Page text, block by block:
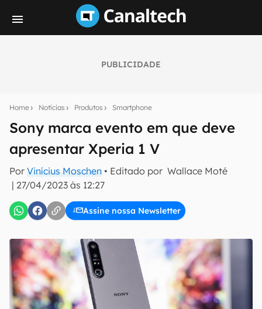
PUBLICIDADE
Home Notícias Produtos Smartphone
Sony marca evento em que deve
apresentar Xperia 1 V
Por Vinícius Moschen • Editado por Wallace Moté
| 27/04/2023 às 12:27
Assine nossa Newsletter
notícias e reviews sobre tecnologia em primeira
E-mail
Uso e Política de Privacidade do Canaltech.